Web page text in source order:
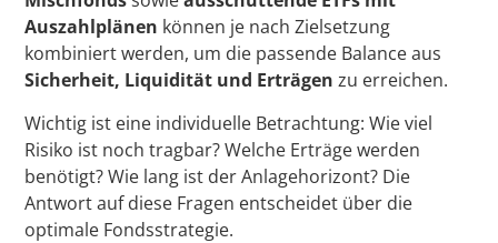
Auszahlplänen können je nach Zielsetzung
kombiniert werden, um die passende Balance aus
Sicherheit, Liquidität und Erträgen zu erreichen.
Wichtig ist eine individuelle Betrachtung: Wie viel
Risiko ist noch tragbar? Welche Erträge werden
benötigt? Wie lang ist der Anlagehorizont? Die
Antwort auf diese Fragen entscheidet über die
optimale Fondsstrategie.